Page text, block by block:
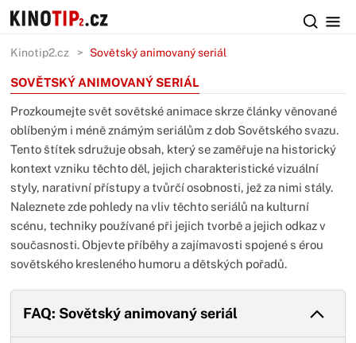
Kinotip2.cz Sovětský animovaný seriál
SOVĚTSKÝ ANIMOVANÝ SERIÁL
Prozkoumejte svět sovětské animace skrze články věnované
oblíbeným i méně známým seriálům z dob Sovětského svazu.
Tento štítek sdružuje obsah, který se zaměřuje na historický
kontext vzniku těchto děl, jejich charakteristické vizuální
styly, narativní přístupy a tvůrčí osobnosti, jež za nimi stály.
Naleznete zde pohledy na vliv těchto seriálů na kulturní
scénu, techniky používané při jejich tvorbě a jejich odkaz v
současnosti. Objevte příběhy a zajímavosti spojené s érou
sovětského kresleného humoru a dětských pořadů.
FAQ: Sovětský animovaný seriál